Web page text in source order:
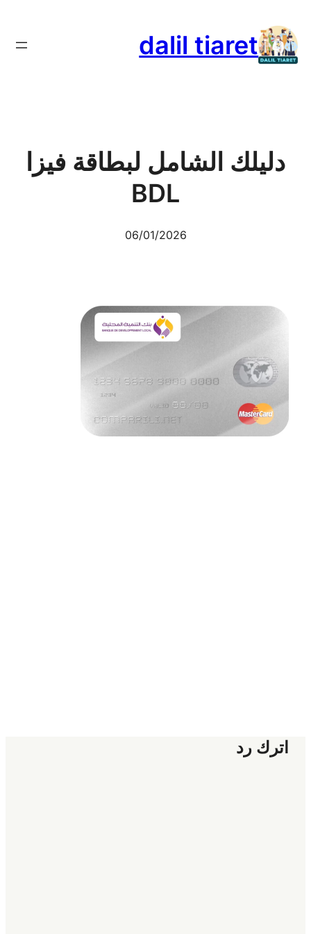
إلى
المحتوى
dalil tiaret
دليلك الشامل لبطاقة فيزا
BDL
06/01/2026
اترك رد